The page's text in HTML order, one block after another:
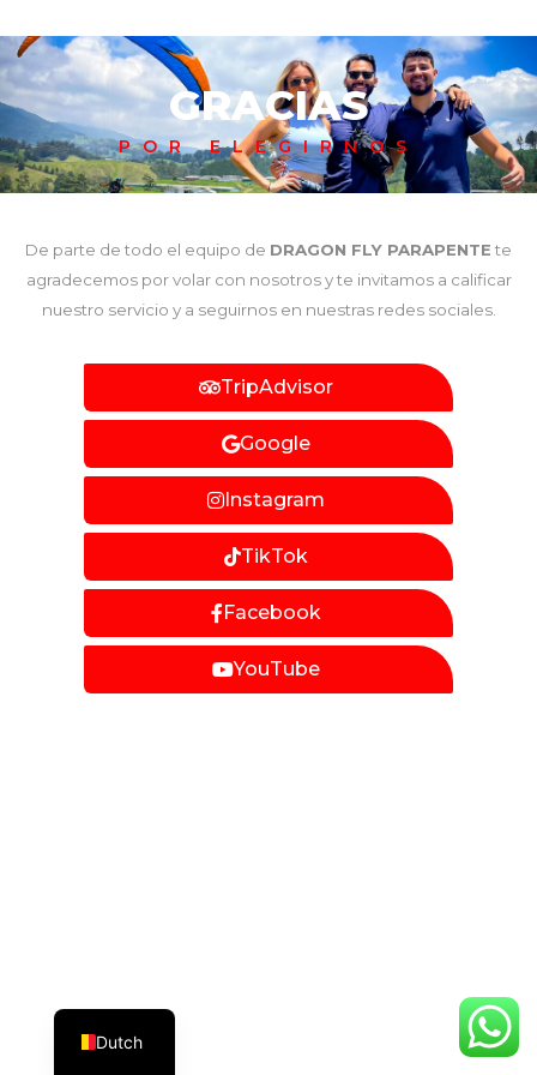
GRACIAS
POR ELEGIRNOS
De parte de todo el equipo de DRAGON FLY PARAPENTE te
agradecemos por volar con nosotros y te invitamos a calificar
nuestro servicio y a seguirnos en nuestras redes sociales.
TripAdvisor
Google
Instagram
TikTok
Facebook
YouTube
Dutch